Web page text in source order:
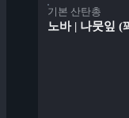
기본 산탄총
노바 | 나뭇잎 (